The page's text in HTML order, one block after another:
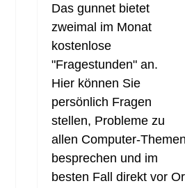
Das gunnet bietet
zweimal im Monat
kostenlose
"Fragestunden" an.
Hier können Sie
persönlich Fragen
stellen, Probleme zu
allen Computer-
besprechen und im
besten Fall direkt vor